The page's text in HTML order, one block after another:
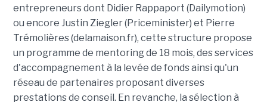
entrepreneurs dont Didier Rappaport (Dailymotion)
ou encore Justin Ziegler (Priceminister) et Pierre
Trémolières (delamaison.fr), cette structure propose
un programme de mentoring de 18 mois, des services
d'accompagnement à la levée de fonds ainsi qu'un
réseau de partenaires proposant diverses
prestations de conseil. En revanche, la sélection à